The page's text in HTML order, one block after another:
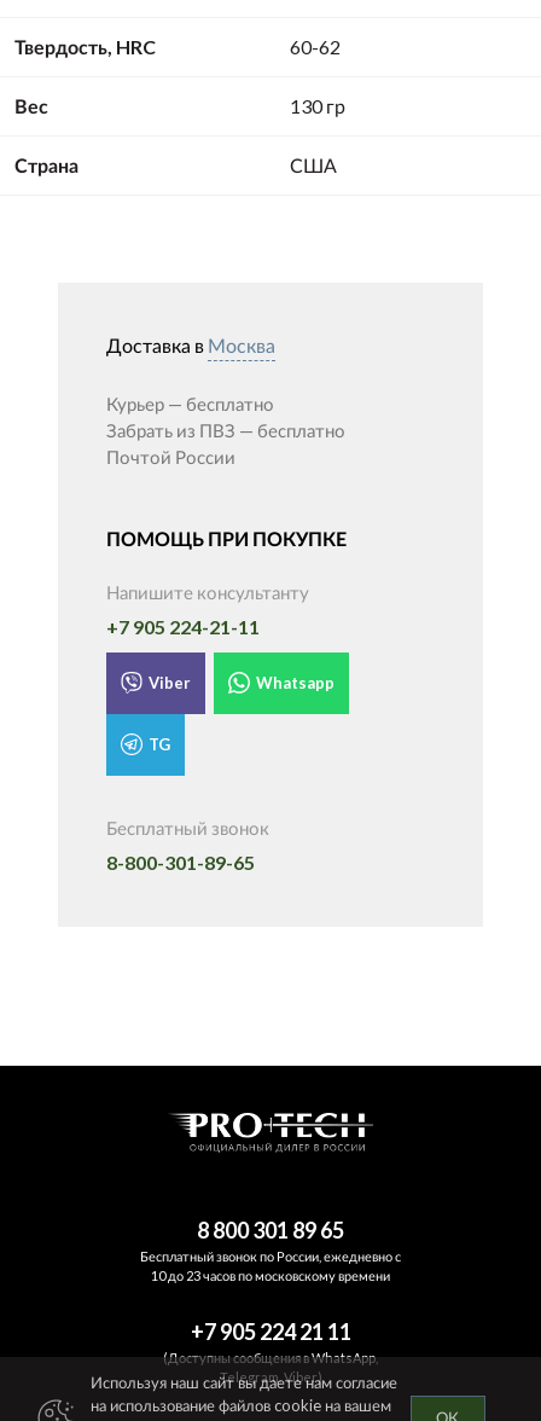
Твердость, HRC 60-62
Вес 130 гр
Страна США
Доставка в Москва
Курьер — бесплатно
Забрать из ПВЗ — бесплатно
Почтой России
ПОМОЩЬ ПРИ ПОКУПКЕ
Напишите консультанту
+7 905 224-21-11
Viber Whatsapp
TG
Бесплатный звонок
8-800-301-89-65
8 800 301 89 65
Бесплатный звонок по России, ежедневно с
10 до 23 часов по московскому времени
+7 905 224 21 11
(Доступны сообщения в WhatsApp,
Telegram, Viber)
Используя наш сайт вы даете нам согласие
на использование файлов cookie на вашем
ОК